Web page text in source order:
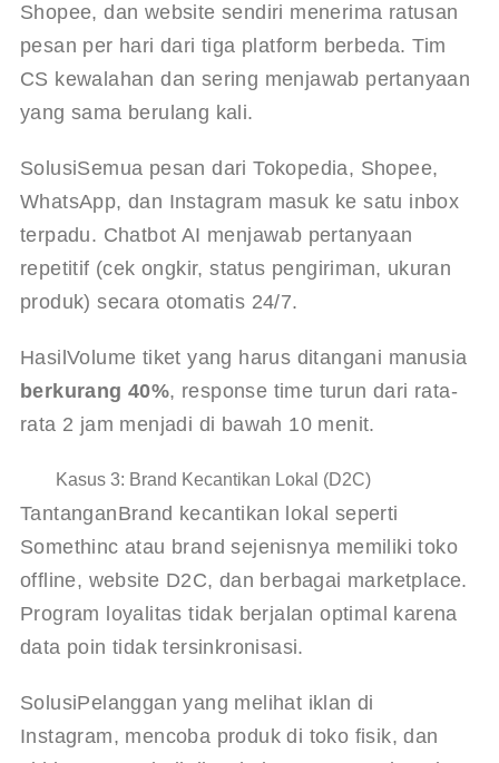
Shopee, dan website sendiri menerima ratusan
pesan per hari dari tiga platform berbeda. Tim
CS kewalahan dan sering menjawab pertanyaan
yang sama berulang kali.
SolusiSemua pesan dari Tokopedia, Shopee,
WhatsApp, dan Instagram masuk ke satu inbox
terpadu. Chatbot AI menjawab pertanyaan
repetitif (cek ongkir, status pengiriman, ukuran
produk) secara otomatis 24/7.
Hasil Volume tiket yang harus ditangani manusia
berkurang 40%, response time turun dari rata-
rata 2 jam menjadi di bawah 10 menit.
Kasus 3: Brand Kecantikan Lokal (D2C)
TantanganBrand kecantikan lokal seperti
Somethinc atau brand sejenisnya memiliki toko
offline, website D2C, dan berbagai marketplace.
Program loyalitas tidak berjalan optimal karena
data poin tidak tersinkronisasi.
SolusiPelanggan yang melihat iklan di
Instagram, mencoba produk di toko fisik, dan